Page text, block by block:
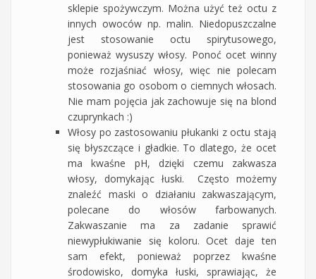
sklepie spożywczym. Można użyć też octu z
innych owoców np. malin. Niedopuszczalne
jest stosowanie octu spirytusowego,
ponieważ wysuszy włosy. Ponoć ocet winny
może rozjaśniać włosy, więc nie polecam
stosowania go osobom o ciemnych włosach.
Nie mam pojęcia jak zachowuje się na blond
czuprynkach :)
Włosy po zastosowaniu płukanki z octu stają
się błyszczące i gładkie. To dlatego, że ocet
ma kwaśne pH, dzięki czemu zakwasza
włosy, domykając łuski. Często możemy
znaleźć maski o działaniu zakwaszającym,
polecane do włosów farbowanych.
Zakwaszanie ma za zadanie sprawić
niewypłukiwanie się koloru. Ocet daje ten
sam efekt, ponieważ poprzez kwaśne
środowisko, domyka łuski, sprawiając, że